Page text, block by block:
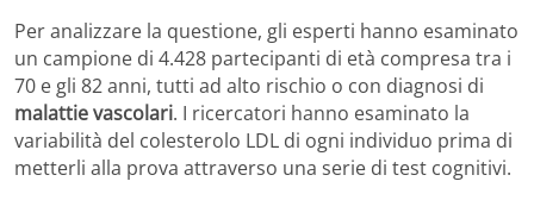
Per analizzare la questione, gli esperti hanno esaminato
un campione di 4.428 partecipanti di età compresa tra i
70 e gli 82 anni, tutti ad alto rischio o con diagnosi di
malattie vascolari. I ricercatori hanno esaminato la
variabilità del colesterolo LDL di ogni individuo prima di
metterli alla prova attraverso una serie di test cognitivi.